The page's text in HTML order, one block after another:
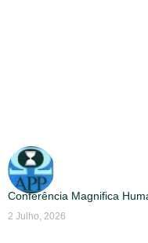
Conferência Magnifica
2 Julho, 2026